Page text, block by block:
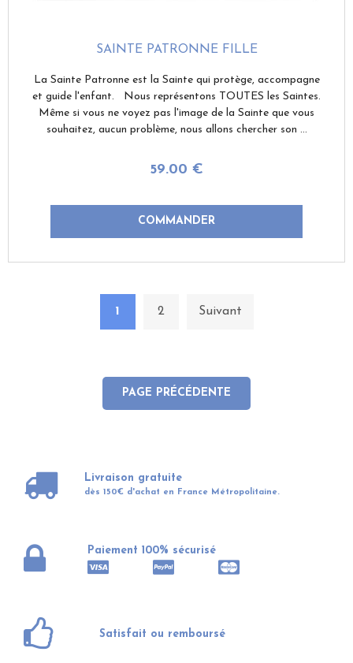
SAINTE PATRONNE FILLE
59.00 €
La Sainte Patronne est la Sainte qui protège, accompagne
et guide l'enfant. Nous représentons TOUTES les Saintes.
Même si vous ne voyez pas l'image de la Sainte que vous
souhaitez, aucun problème, nous allons chercher son ...
1 2 Suivant
Livraison gratuite
dès 150€ d'achat en France Métropolitaine.
Paiement 100% sécurisé
Satisfait ou remboursé